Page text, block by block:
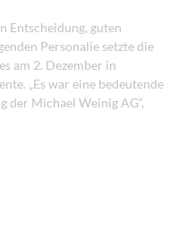
Entscheidung, guten
Personalie setzte die
am 2. Dezember in
„Es war eine bedeutende
der Michael Weinig AG“,